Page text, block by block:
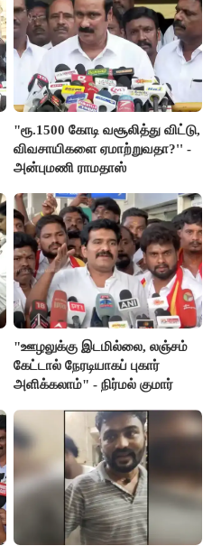
"ரூ.1500 கோடி வசூலித்து விட்டு,
விவசாயிகளை ஏமாற்றுவதா?'' -
அன்புமணி ராமதாஸ்
"ஊழலுக்கு இடமில்லை, லஞ்சம்
கேட்டால் நேரடியாகப் புகார்
அளிக்கலாம்" - நிர்மல் குமார்